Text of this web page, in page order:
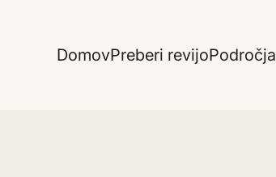
DomovPreberi revijoPodročja